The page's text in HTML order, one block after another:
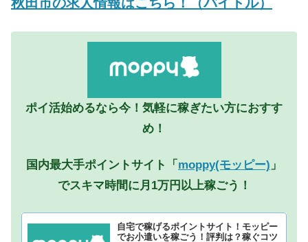
ポイ活始めるなら今！気軽に稼ぎたい方におすす
め！
国内最大手ポイントサイト「 moppy(モッピー) 」
でスキマ時間に月1万円以上稼ごう！
自宅で稼げるポイントサイト！モッピー
でお小遣いを稼ごう！評判は？稼ぐコツ